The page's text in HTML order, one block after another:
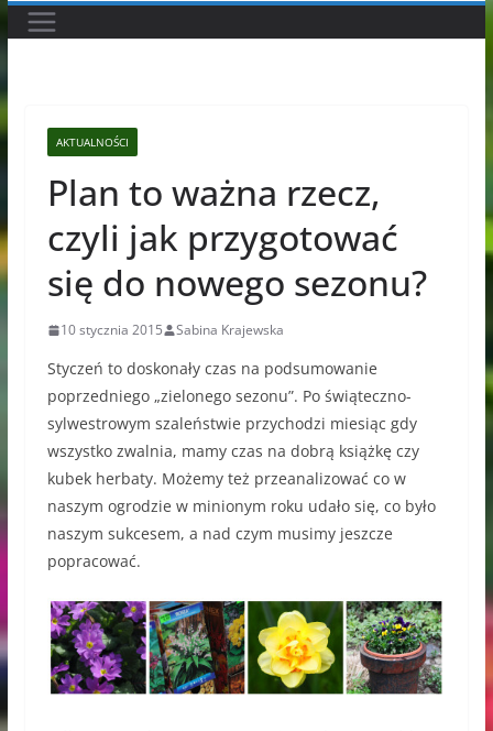
AKTUALNOŚCI
Plan to ważna rzecz,
czyli jak przygotować
się do nowego sezonu?
10 stycznia 2015 Sabina Krajewska
Styczeń to doskonały czas na podsumowanie
poprzedniego „zielonego sezonu”. Po świąteczno-
sylwestrowym szaleństwie przychodzi miesiąc gdy
wszystko zwalnia, mamy czas na dobrą książkę czy
kubek herbaty. Możemy też przeanalizować co w
naszym ogrodzie w minionym roku udało się, co było
naszym sukcesem, a nad czym musimy jeszcze
popracować.